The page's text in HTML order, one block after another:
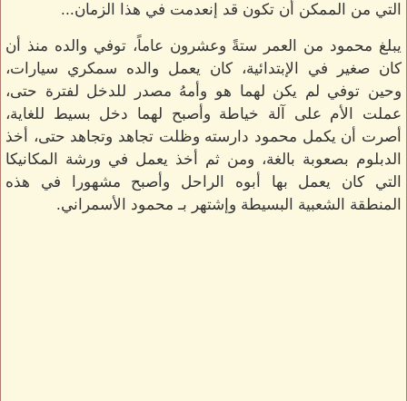
التي من الممكن أن تكون قد إنعدمت في هذا الزمان...
يبلغ محمود من العمر ستةً وعشرون عاماً، توفي والده منذ أن
كان صغير في الإبتدائية، كان يعمل والده سمكري سيارات،
وحين توفي لم يكن لهما هو وأمهُ مصدر للدخل لفترة حتى،
عملت الأم على آلة خياطة وأصبح لهما دخل بسيط للغاية،
أصرت أن يكمل محمود دارسته وظلت تجاهد وتجاهد حتى، أخذ
الدبلوم بصعوبة بالغة، ومن ثم أخذ يعمل في ورشة المكانيكا
التي كان يعمل بها أبوه الراحل وأصبح مشهورا في هذه
المنطقة الشعبية البسيطة وإشتهر بـ محمود الأسمراني.